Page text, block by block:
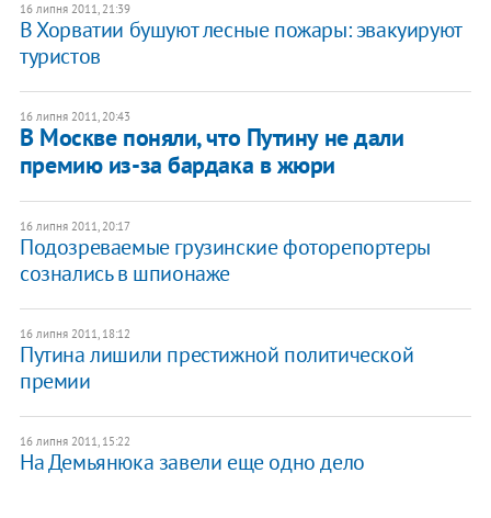
16 липня 2011, 21:39
В Хорватии бушуют лесные пожары: эвакуируют
туристов
16 липня 2011, 20:43
В Москве поняли, что Путину не дали
премию из-за бардака в жюри
16 липня 2011, 20:17
Подозреваемые грузинские фоторепортеры
сознались в шпионаже
16 липня 2011, 18:12
Путина лишили престижной политической
премии
16 липня 2011, 15:22
На Демьянюка завели еще одно дело